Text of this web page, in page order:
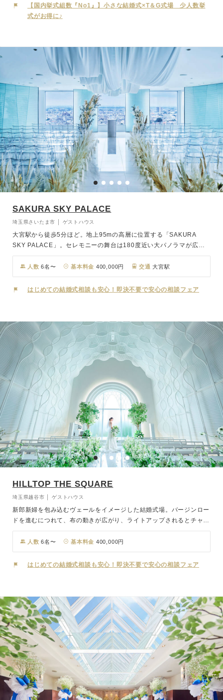
しくありたい、そんなおふたりに相応しい空間です。
【国内挙式組数『No1』】小さな結婚式×T＆G式場 少人数挙
式がお得に♪
SAKURA SKY PALACE
埼玉県さいたま市 │ ゲストハウス
大宮駅から徒歩5分ほど。地上95mの高層に位置する「SAKURA
SKY PALACE」。セレモニーの舞台は180度近い大パノラマが広が
り、まるで天空に浮かんでいるようなチャペル。眼下に広がる大宮の
街並みはもちろんのこと、東京の高層ビル群や富士山を望むことがで
きます。歩みを進めるおふたりを陽光が輝かせ、青空やサンセット、
煌めく夜景など、その瞬間だけの情景が感動のシーンを演出。ゲスト
ンも魅力です。大切なゲストに上質なおもてなしをご提供いたしま
す。ここにしかない、大人のスカイウエディングが叶います。
人数 6名〜 基本料金 400,000円 交通 大宮駅
はじめての結婚式相談も安心！即決不要で安心の相談フェア
HILLTOP THE SQUARE
埼玉県越谷市 │ ゲストハウス
新郎新婦を包み込むヴェールをイメージした結婚式場。バージンロー
ドを進むにつれて、布の動きが広がり、ライトアップされるとチャペ
ル全体が光とヴェールに包まれ、幻想的な雰囲気を演出します。披露
宴会場は、光と影が織りなすナチュラルで上品な空間です。ゆるやか
な自然のモチーフをイメージしたバンケットは、曲線のラインが軽や
かな風を感じさせ、柔らかな曲線と直線の組み合わせで、少人数のア
様が生まれた後は七五三や成人式など、いつでもお越しいただける場
所を提供しています。すべての女性の一生を応援し、ずっと輝き続け
られるようサポートいたします。
人数 6名〜 基本料金 400,000円
はじめての結婚式相談も安心！即決不要で安心の相談フェア